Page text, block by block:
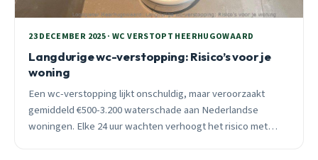
23 DECEMBER 2025 · WC VERSTOPT HEERHUGOWAARD
Langdurige wc-verstopping: Risico’s voor je
woning
Een wc-verstopping lijkt onschuldig, maar veroorzaakt
gemiddeld €500-3.200 waterschade aan Nederlandse
woningen. Elke 24 uur wachten verhoogt het risico met